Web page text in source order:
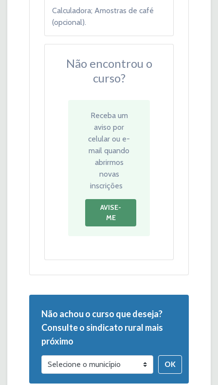
Calculadora; Amostras de café
(opcional).
Não encontrou o
curso?
Receba um
aviso por
celular ou e-
mail quando
abrirmos
novas
inscrições
AVISE-
ME
Não achou o curso que deseja?
Consulte o sindicato rural mais
próximo
OK